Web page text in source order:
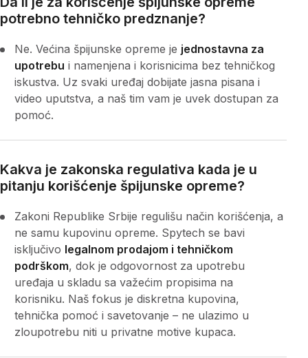
potrebno tehničko predznanje?
Ne. Većina špijunske opreme je jednostavna za
upotrebu i namenjena i korisnicima bez tehničkog
iskustva. Uz svaki uređaj dobijate jasna pisana i
video uputstva, a naš tim vam je uvek dostupan za
pomoć.
Kakva je zakonska regulativa kada je u
pitanju korišćenje špijunske opreme?
Zakoni Republike Srbije regulišu način korišćenja, a
ne samu kupovinu opreme. Spytech se bavi
isključivo legalnom prodajom i tehničkom
podrškom, dok je odgovornost za upotrebu
uređaja u skladu sa važećim propisima na
korisniku. Naš fokus je diskretna kupovina,
tehnička pomoć i savetovanje – ne ulazimo u
zloupotrebu niti u privatne motive kupaca.